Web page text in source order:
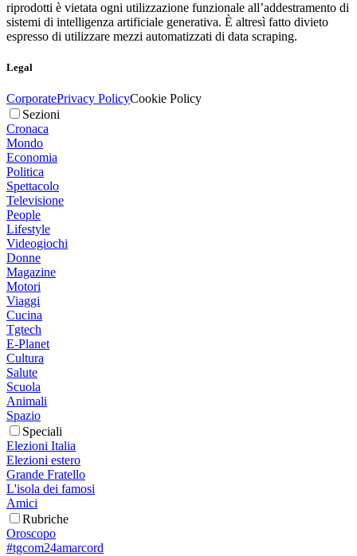
riprodotti è vietata ogni utilizzazione funzionale all’addestramento di
sistemi di intelligenza artificiale generativa. È altresì fatto divieto
espresso di utilizzare mezzi automatizzati di data scraping.
Legal
CorporatePrivacy PolicyCookie Policy
Sezioni
Cronaca
Mondo
Economia
Politica
Spettacolo
Televisione
People
Lifestyle
Videogiochi
Donne
Magazine
Motori
Viaggi
Cucina
Tgtech
E-Planet
Cultura
Salute
Scuola
Animali
Spazio
Speciali
Elezioni Italia
Elezioni estero
Grande Fratello
L'isola dei famosi
Amici
Rubriche
Oroscopo
#tgcom24amarcord